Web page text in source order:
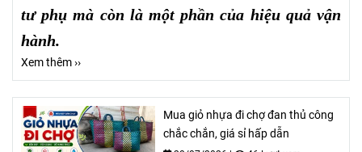
tư phụ mà còn là một phần của hiệu quả vận
hành.
Xem thêm ››
Mua giỏ nhựa đi chợ đan thủ công
chắc chắn, giá sỉ hấp dẫn